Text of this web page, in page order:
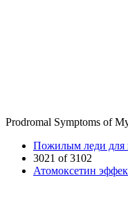
Prodromal Symptoms of
Пожилым леди для
3021 of 3102
Атомоксетин